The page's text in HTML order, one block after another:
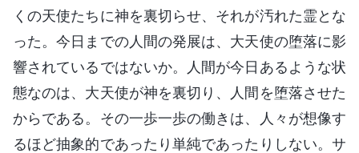
くの天使たちに神を裏切らせ、それが汚れた霊とな
った。今日までの人間の発展は、大天使の堕落に影
響されているではないか。人間が今日あるような状
態なのは、大天使が神を裏切り、人間を堕落させた
からである。その一歩一歩の働きは、人々が想像す
るほど抽象的であったり単純であったりしない。サ